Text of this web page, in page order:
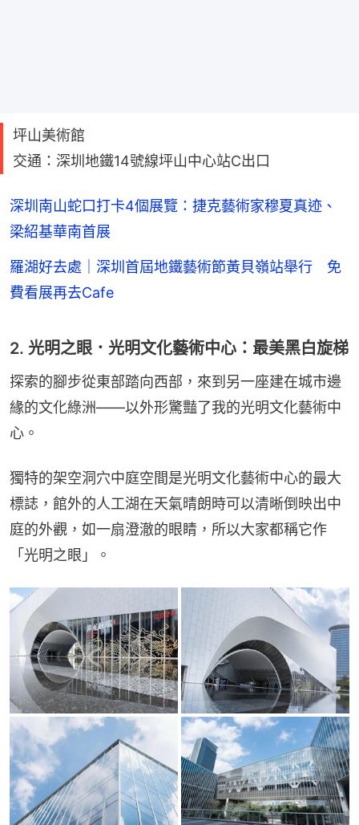
坪山美術館
交通：深圳地鐵14號線坪山中心站C出口
深圳南山蛇口打卡4個展覽：捷克藝術家穆夏真迹、
梁紹基華南首展
羅湖好去處｜深圳首屆地鐵藝術節黃貝嶺站舉行 免
費看展再去Cafe
2. 光明之眼．光明文化藝術中心：最美黑白旋梯
探索的腳步從東部踏向西部，來到另一座建在城市邊
緣的文化綠洲——以外形驚豔了我的光明文化藝術中
心。
獨特的架空洞穴中庭空間是光明文化藝術中心的最大
標誌，館外的人工湖在天氣晴朗時可以清晰倒映出中
庭的外觀，如一扇澄澈的眼睛，所以大家都稱它作
「光明之眼」。